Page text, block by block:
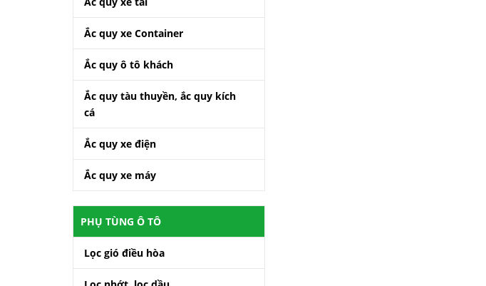
Ắc quy xe Container
Ắc quy ô tô khách
Ắc quy tàu thuyền, ắc quy kích
cá
Ắc quy xe điện
Ắc quy xe máy
PHỤ TÙNG Ô TÔ
Lọc gió điều hòa